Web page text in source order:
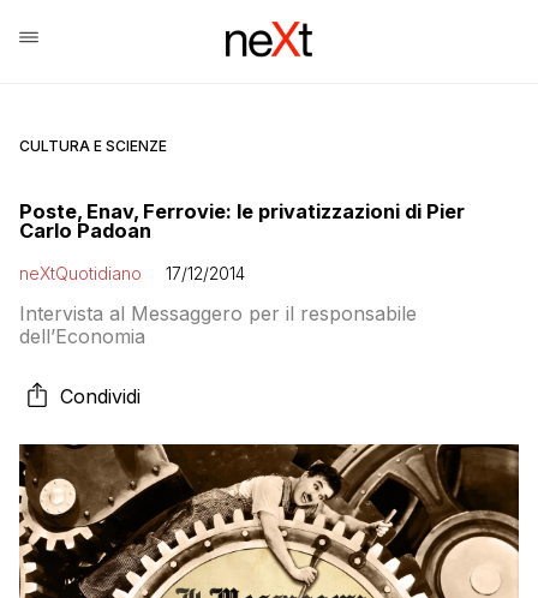
CULTURA E SCIENZE
Poste, Enav, Ferrovie: le privatizzazioni di Pier
Carlo Padoan
neXtQuotidiano 17/12/2014
Intervista al Messaggero per il responsabile
dell’Economia
Condividi